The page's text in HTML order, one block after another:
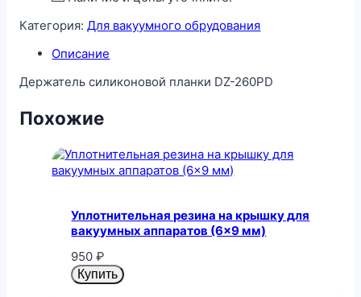
Категория:Для вакуумного обрудования
Описание
Держатель силиконовой планки DZ-260PD
Похожие
Уплотнительная резина на крышку для
вакуумных аппаратов (6×9 мм)
950₽
Купить